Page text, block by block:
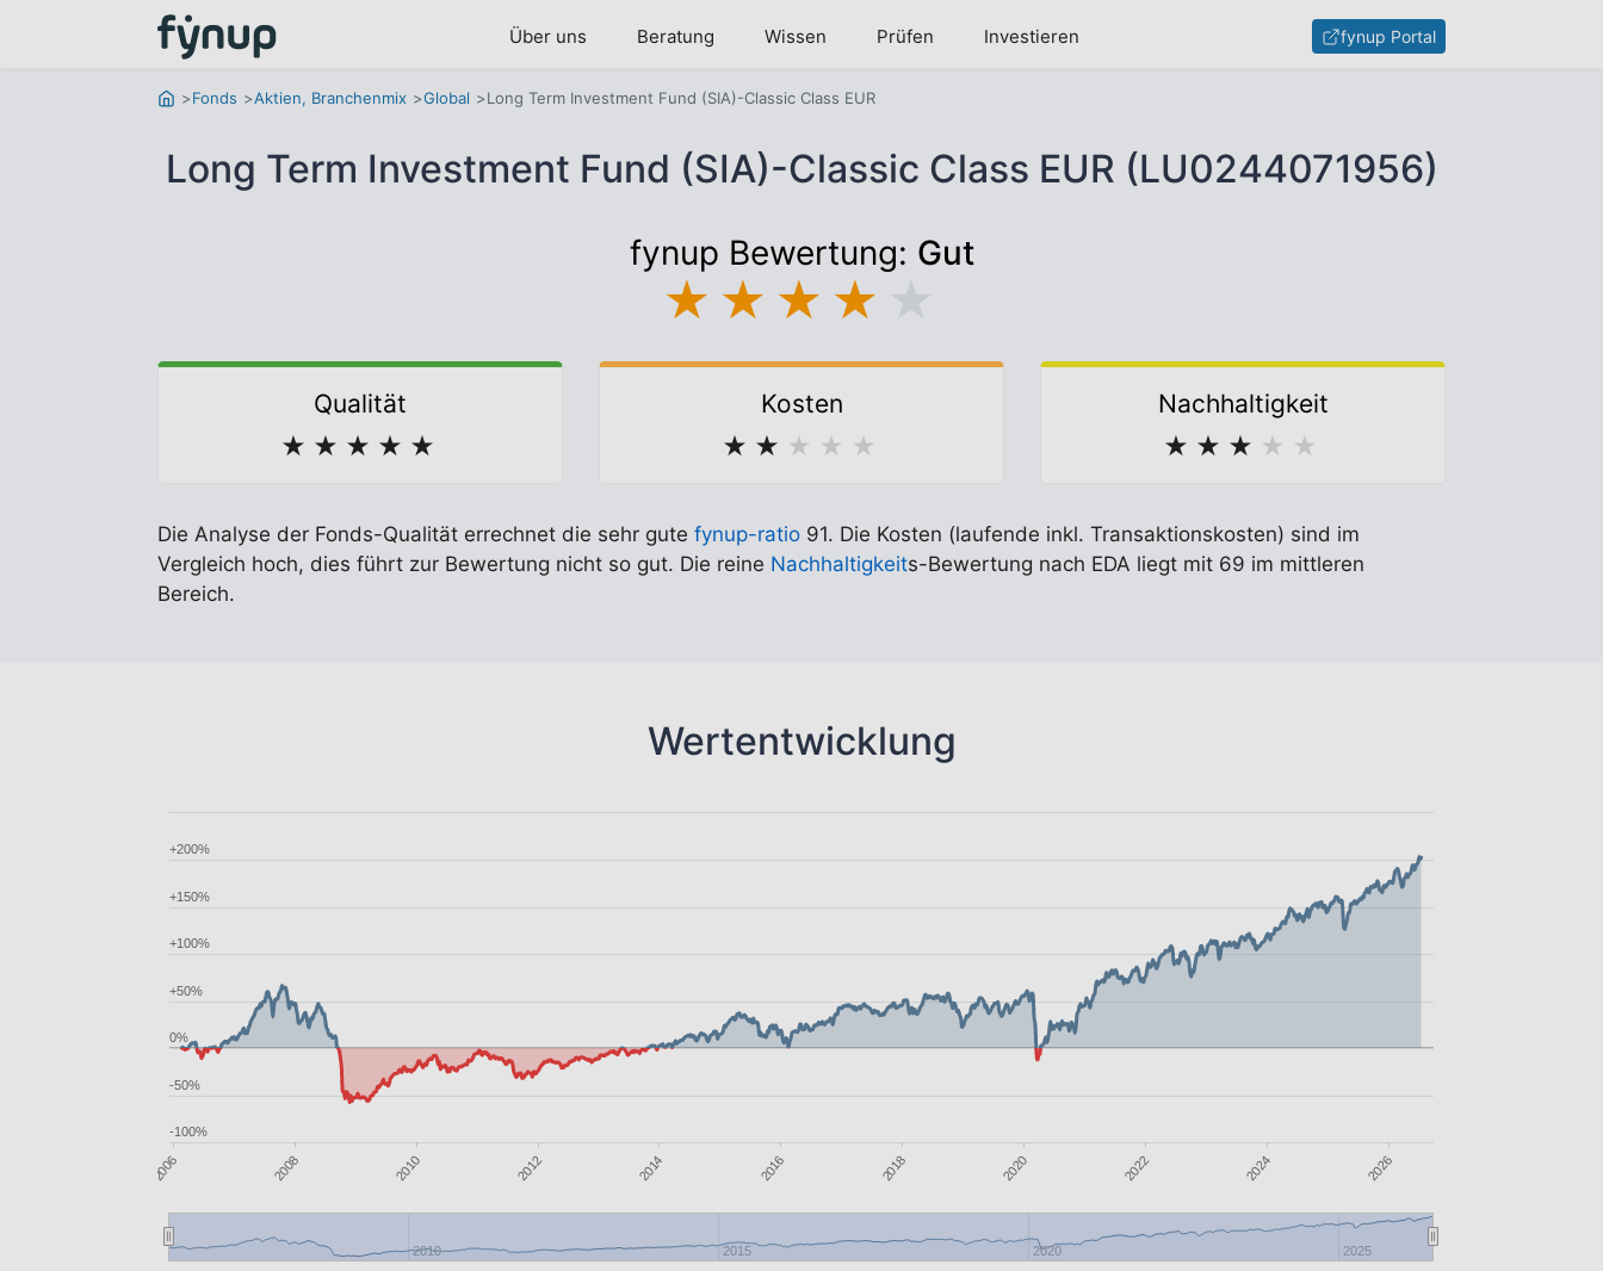
Über uns Beratung Wissen Prüfen Investieren fynup Portal
Fonds Aktien, Branchenmix Global Long Term Investment Fund (SIA)-Classic Class EUR
Long Term Investment Fund (SIA)-Classic Class EUR (LU0244071956)
fynup Bewertung: Gut
★ ★ ★ ★
Qualität
★ ★ ★ ★ ★
Kosten
★ ★ ★ ★ ★
Nachhaltigkeit
★ ★ ★ ★ ★
Die Analyse der Fonds-Qualität errechnet die sehr gute fynup-ratio 91. Die Kosten (laufende inkl. Transaktionskosten) sind im
Vergleich hoch, dies führt zur Bewertung nicht so gut. Die reine Nachhaltigkeits-Bewertung nach EDA liegt mit 69 im mittleren
Bereich.
Wertentwicklung
2006 2008 2010 2012 2014 2016 2018 2020 2022 2024 2026
2010 2015 2020 2025
-100%
-50%
0%
+50%
+100%
+150%
+200%